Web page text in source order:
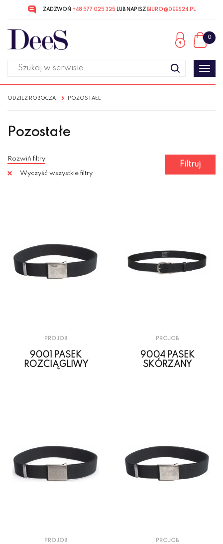
do menu
głównego
do
menu
w
ZADZWOŃ +48 577 025 325LUB NAPISZ BIURO@DEES24.PL
0
ODZIEŻ ROBOCZA POZOSTAŁE
Pozostałe
Rozwiń filtry
Wyczyść wszystkie filtry
Filtruj
PROJOB
9001 PASEK
ROZCIĄGLIWY
PROJOB
9004 PASEK
SKÓRZANY
PROJOB PROJOB